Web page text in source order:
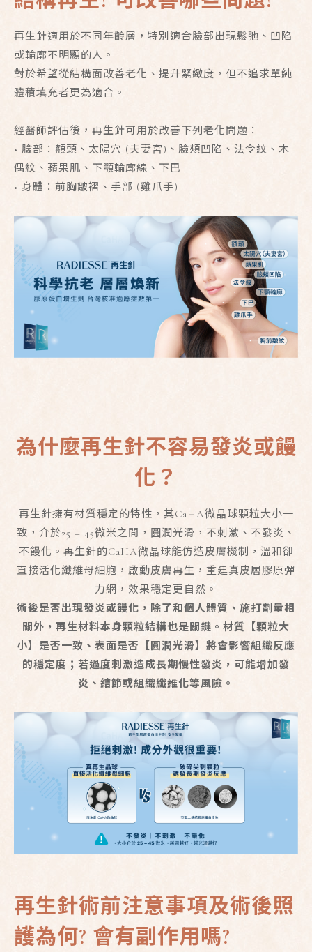
再生針適用於不同年齡層，特別適合臉部出現鬆弛、凹陷
或輪廓不明顯的人。
對於希望從結構面改善老化、提升緊緻度，但不追求單純
體積填充者更為適合。
經醫師評估後，再生針可用於改善下列老化問題：
• 臉部：額頭、太陽穴 (夫妻宮)、臉頰凹陷、法令紋、木
偶紋、蘋果肌、下顎輪廓線、下巴
• 身體：前胸皺褶、手部 (雞爪手)
為什麼再生針不容易發炎或饅
化？
再生針擁有材質穩定的特性，其CaHA微晶球顆粒大小一
致，介於25 – 45微米之間，圓潤光滑，不刺激、不發炎、
不饅化。再生針的CaHA微晶球能仿造皮膚機制，溫和卻
直接活化纖維母細胞，啟動皮膚再生，重建真皮層膠原彈
力網，效果穩定更自然。
術後是否出現發炎或饅化，除了和個人體質、施打劑量相
關外，再生材料本身顆粒結構也是關鍵。材質【顆粒大
小】是否一致、表面是否【圓潤光滑】將會影響組織反應
的穩定度；若過度刺激造成長期慢性發炎，可能增加發
炎、結節或組織纖維化等風險。
再生針術前注意事項及術後照
護為何? 會有副作用嗎?